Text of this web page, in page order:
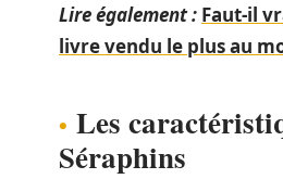
Lire également : Faut-il
livre vendu le plus au
Les
Séraphins